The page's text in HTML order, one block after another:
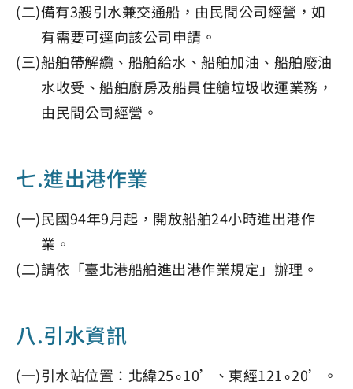
(二)備有3艘引水兼交通船，由民間公司經營，如
有需要可逕向該公司申請。
(三)船舶帶解纜、船舶給水、船舶加油、船舶廢油
水收受、船舶廚房及船員住艙垃圾收運業務，
由民間公司經營。
七.進出港作業
(一)民國94年9月起，開放船舶24小時進出港作
業。
(二)請依「臺北港船舶進出港作業規定」辦理。
八.引水資訊
(一)引水站位置：北緯25∘10’、東經121∘20’。